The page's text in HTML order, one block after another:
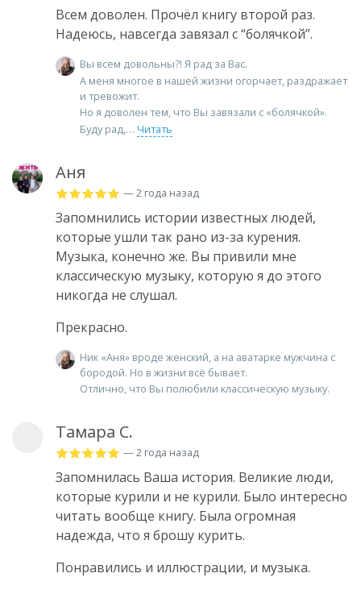
Всем доволен. Прочёл книгу второй раз.
Надеюсь, навсегда завязал с “болячкой”.
Вы всем довольны?! Я рад за Вас.
А меня многое в нашей жизни огорчает, раздражает
и тревожит.
Но я доволен тем, что Вы завязали с «болячкой».
Буду рад,
Читать
Аня
— 2 года назад
Запомнились истории известных людей,
которые ушли так рано из-за курения.
Музыка, конечно же. Вы привили мне
классическую музыку, которую я до этого
никогда не слушал.
Прекрасно.
Ник «Аня» вроде женский, а на аватарке мужчина с
бородой. Но в жизни всё бывает.
Отлично, что Вы полюбили классическую музыку.
Тамара С.
— 2 года назад
Запомнилась Ваша история. Великие люди,
которые курили и не курили. Было интересно
читать вообще книгу. Была огромная
надежда, что я брошу курить.
Понравились и иллюстрации, и музыка.